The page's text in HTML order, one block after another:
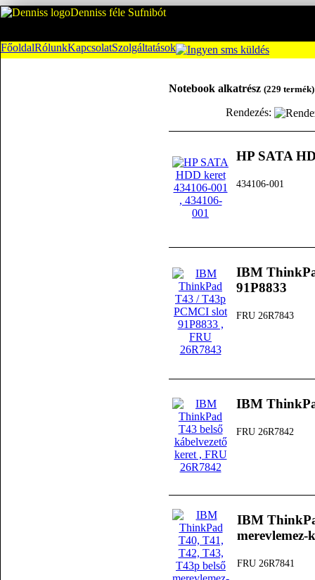
Denniss féle Sufnibót
FőoldalRólunkKapcsolatSzolgáltatások
Notebook alkatrész (229 termék)
Rendezés:
HP SATA
434106-001
IBM
91P8833
FRU 26R7843
IBM
FRU 26R7842
IBM
merevlemez-
FRU 26R7841